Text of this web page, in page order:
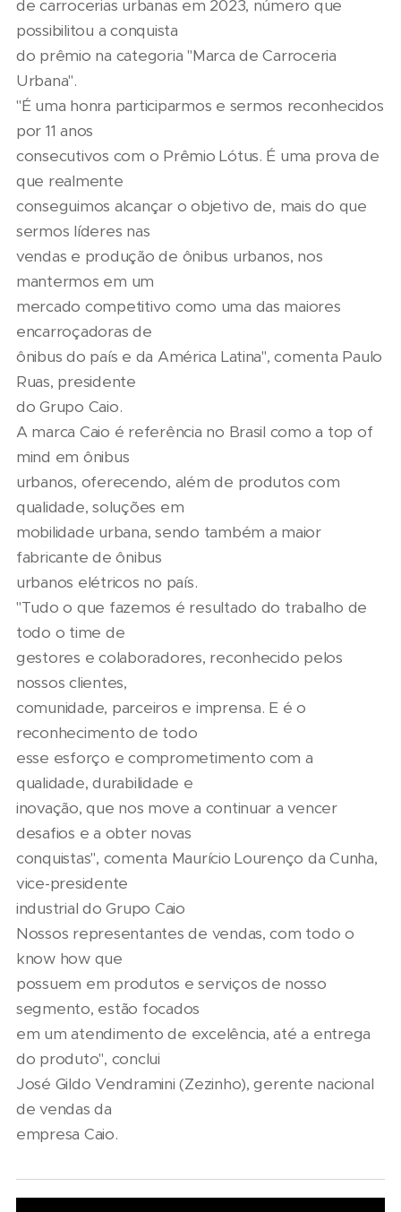
de carrocerias urbanas em 2023, número que
possibilitou a conquista
do prêmio na categoria "Marca de Carroceria
Urbana".
"É uma honra participarmos e sermos reconhecidos
por 11 anos
consecutivos com o Prêmio Lótus. É uma prova de
que realmente
conseguimos alcançar o objetivo de, mais do que
sermos líderes nas
vendas e produção de ônibus urbanos, nos
mantermos em um
mercado competitivo como uma das maiores
encarroçadoras de
ônibus do país e da América Latina", comenta Paulo
Ruas, presidente
do Grupo Caio.
A marca Caio é referência no Brasil como a top of
mind em ônibus
urbanos, oferecendo, além de produtos com
qualidade, soluções em
mobilidade urbana, sendo também a maior
fabricante de ônibus
urbanos elétricos no país.
"Tudo o que fazemos é resultado do trabalho de
todo o time de
gestores e colaboradores, reconhecido pelos
nossos clientes,
comunidade, parceiros e imprensa. E é o
reconhecimento de todo
esse esforço e comprometimento com a
qualidade, durabilidade e
inovação, que nos move a continuar a vencer
desafios e a obter novas
conquistas", comenta Maurício Lourenço da Cunha,
vice-presidente
industrial do Grupo Caio
Nossos representantes de vendas, com todo o
know how que
possuem em produtos e serviços de nosso
segmento, estão focados
em um atendimento de excelência, até a entrega
do produto", conclui
José Gildo Vendramini (Zezinho), gerente nacional
de vendas da
empresa Caio.